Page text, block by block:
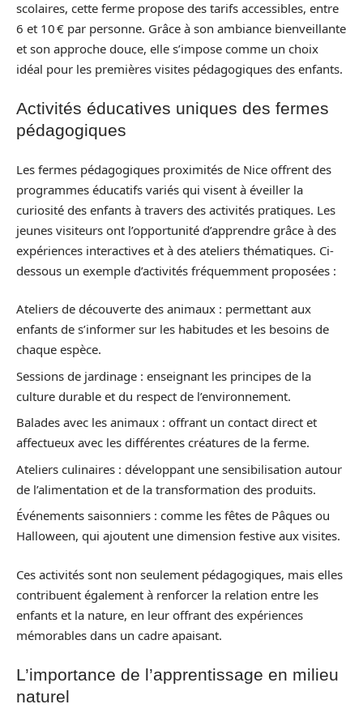
scolaires, cette ferme propose des tarifs accessibles, entre
6 et 10 € par personne. Grâce à son ambiance bienveillante
et son approche douce, elle s’impose comme un choix
idéal pour les premières visites pédagogiques des enfants.
Activités éducatives uniques des fermes
pédagogiques
Les fermes pédagogiques proximités de Nice offrent des
programmes éducatifs variés qui visent à éveiller la
curiosité des enfants à travers des activités pratiques. Les
jeunes visiteurs ont l’opportunité d’apprendre grâce à des
expériences interactives et à des ateliers thématiques. Ci-
dessous un exemple d’activités fréquemment proposées :
Ateliers de découverte des animaux : permettant aux
enfants de s’informer sur les habitudes et les besoins de
chaque espèce.
Sessions de jardinage : enseignant les principes de la
culture durable et du respect de l’environnement.
Balades avec les animaux : offrant un contact direct et
affectueux avec les différentes créatures de la ferme.
Ateliers culinaires : développant une sensibilisation autour
de l’alimentation et de la transformation des produits.
Événements saisonniers : comme les fêtes de Pâques ou
Halloween, qui ajoutent une dimension festive aux visites.
Ces activités sont non seulement pédagogiques, mais elles
contribuent également à renforcer la relation entre les
enfants et la nature, en leur offrant des expériences
mémorables dans un cadre apaisant.
L’importance de l’apprentissage en milieu
naturel